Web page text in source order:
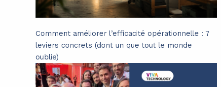
Comment améliorer l’efficacité opérationnelle : 7
leviers concrets (dont un que tout le monde
oublie)